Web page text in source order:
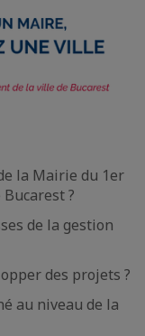
la Mairie du 1er
?
de la gestion
des projets ?
au niveau de la